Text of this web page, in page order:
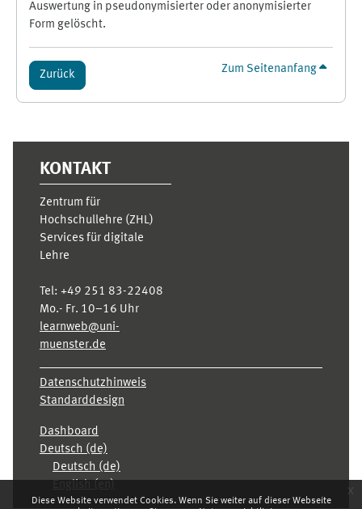
Diese Website verwendet Cookies. Wenn Sie weiter auf dieser Webseite
x
Auswertung in pseudonymisierter oder anonymisierter
Form gelöscht.
Zurück Zum Seitenanfang
KONTAKT
Zentrum für
Hochschullehre (ZHL)
Services für digitale
Lehre
Tel: +49 251 83-22408
Mo.- Fr. 10–16 Uhr
learnweb@uni-
muenster.de
Datenschutzhinweis
Standarddesign
Dashboard
Deutsch ‎(de)‎
Deutsch ‎(de)‎